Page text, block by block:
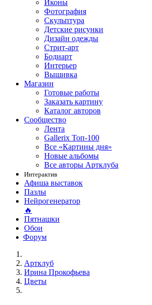
Иконы
Фотография
Скульптура
Детские рисунки
Дизайн одежды
Стрит-арт
Бодиарт
Интерьер
Вышивка
Магазин
Готовые работы
Заказать картину
Каталог авторов
Сообщество
Лента
Gallerix Топ-100
Все «Картины дня»
Новые альбомы
Все авторы Артклуба
Интерактив
Афиша выставок
Пазлы
Нейрогенератор
🔥
Пятнашки
Обои
Форум
Артклуб
Ирина Прокофьева
Цветы